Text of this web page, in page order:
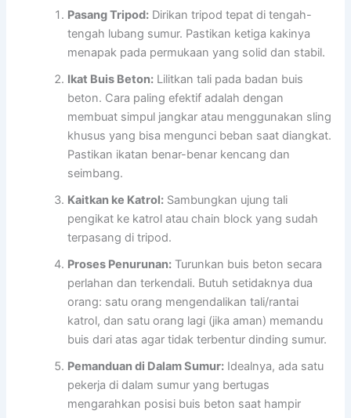
Pasang Tripod: Dirikan tripod tepat di tengah-
tengah lubang sumur. Pastikan ketiga kakinya
menapak pada permukaan yang solid dan stabil.
Ikat Buis Beton: Lilitkan tali pada badan buis
beton. Cara paling efektif adalah dengan
membuat simpul jangkar atau menggunakan sling
khusus yang bisa mengunci beban saat diangkat.
Pastikan ikatan benar-benar kencang dan
seimbang.
Kaitkan ke Katrol: Sambungkan ujung tali
pengikat ke katrol atau chain block yang sudah
terpasang di tripod.
Proses Penurunan: Turunkan buis beton secara
perlahan dan terkendali. Butuh setidaknya dua
orang: satu orang mengendalikan tali/rantai
katrol, dan satu orang lagi (jika aman) memandu
buis dari atas agar tidak terbentur dinding sumur.
Pemanduan di Dalam Sumur: Idealnya, ada satu
pekerja di dalam sumur yang bertugas
mengarahkan posisi buis beton saat hampir